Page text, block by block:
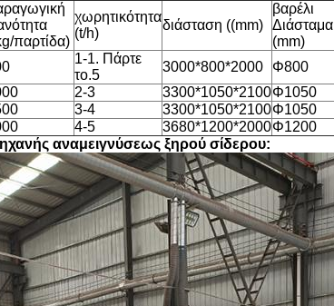
παρτίδα)
χωρητικότητα
(t/h)
διάσταση ((mm)
βαρέλι
Διάσταμα
(mm)
1-1. Πάρτε
το.5
3000*800*2000
Φ800
2-3 3300*1050*2100Φ1050
3-4 3300*1050*2100Φ1050
4-5 3680*1200*2000Φ1200
αναμειγνύσεως ξηρού σίδερου: